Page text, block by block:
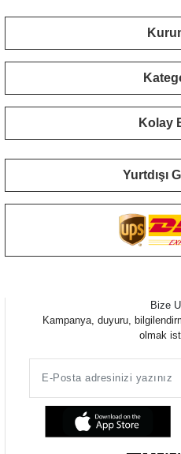
Kolay
Yurtdışı
Bize
Kampanya, duyuru,
olmak